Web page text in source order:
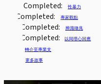
Completed:
性暴力
Completed: 專家觀點
Completed: 辨識徵兆
Completed:
以同理心回應
轉介至專業支
更多故事